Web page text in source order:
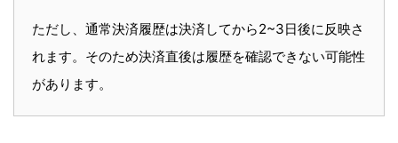
ただし、通常決済履歴は決済してから2~3日後に反映さ
れます。そのため決済直後は履歴を確認できない可能性
があります。